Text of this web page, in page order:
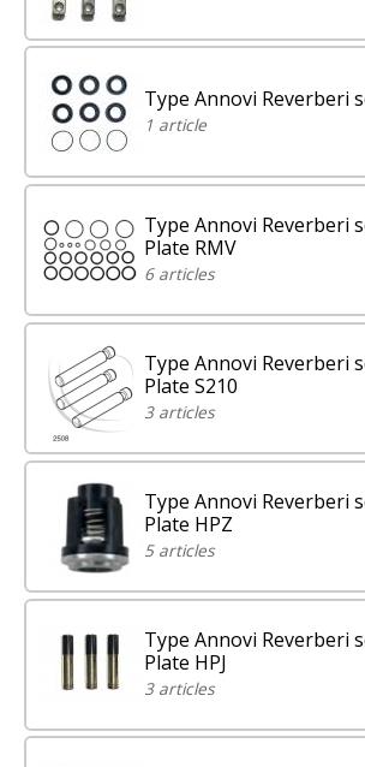
Type Annovi Reverberi
1 article
Type Annovi Reverberi
Plate RMV
6 articles
Type Annovi Reverberi
Plate S210
3 articles
Type Annovi Reverberi
Plate HPZ
5 articles
Type Annovi Reverberi
Plate HPJ
3 articles